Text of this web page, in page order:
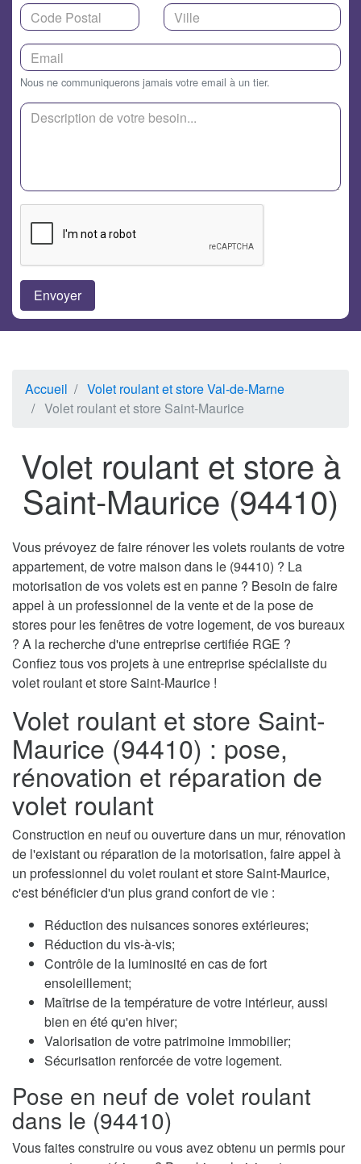
Nous ne communiquerons jamais votre email à un tier.
Accueil
Volet roulant et store Val-de-Marne
Volet roulant et store Saint-Maurice
Volet roulant et store à
Saint-Maurice (94410)
Vous prévoyez de faire rénover les volets roulants de votre
appartement, de votre maison dans le (94410) ? La
motorisation de vos volets est en panne ? Besoin de faire
appel à un professionnel de la vente et de la pose de
stores pour les fenêtres de votre logement, de vos bureaux
? A la recherche d'une entreprise certifiée RGE ?
Confiez tous vos projets à une entreprise spécialiste du
volet roulant et store Saint-Maurice !
Volet roulant et store Saint-
Maurice (94410) : pose,
rénovation et réparation de
volet roulant
Construction en neuf ou ouverture dans un mur, rénovation
de l'existant ou réparation de la motorisation, faire appel à
un professionnel du volet roulant et store Saint-Maurice,
c'est bénéficier d'un plus grand confort de vie :
Réduction des nuisances sonores extérieures;
Réduction du vis-à-vis;
Contrôle de la luminosité en cas de fort
ensoleillement;
Maîtrise de la température de votre intérieur, aussi
bien en été qu'en hiver;
Valorisation de votre patrimoine immobilier;
Sécurisation renforcée de votre logement.
Pose en neuf de volet roulant
dans le (94410)
Vous faites construire ou vous avez obtenu un permis pour